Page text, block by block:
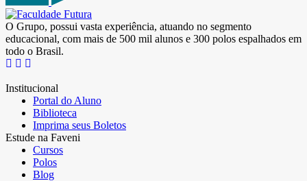
O Grupo, possui vasta experiência, atuando no segmento
educacional, com mais de 500 mil alunos e 300 polos espalhados em
todo o Brasil.
Institucional
Portal do Aluno
Biblioteca
Imprima seus Boletos
Estude na Faveni
Cursos
Polos
Blog